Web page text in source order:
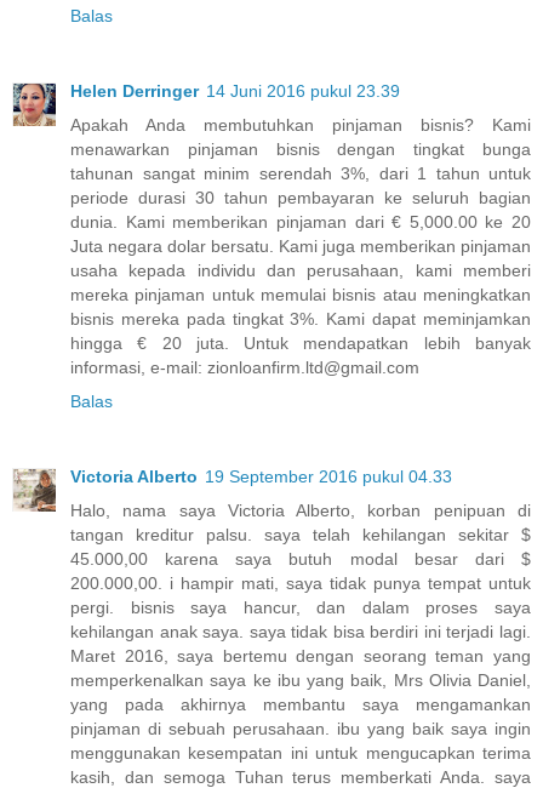
Balas
Helen Derringer 14 Juni 2016 pukul 23.39
Apakah Anda membutuhkan pinjaman bisnis? Kami
menawarkan pinjaman bisnis dengan tingkat bunga
tahunan sangat minim serendah 3%, dari 1 tahun untuk
periode durasi 30 tahun pembayaran ke seluruh bagian
dunia. Kami memberikan pinjaman dari € 5,000.00 ke 20
Juta negara dolar bersatu. Kami juga memberikan pinjaman
usaha kepada individu dan perusahaan, kami memberi
mereka pinjaman untuk memulai bisnis atau meningkatkan
bisnis mereka pada tingkat 3%. Kami dapat meminjamkan
hingga € 20 juta. Untuk mendapatkan lebih banyak
informasi, e-mail: zionloanfirm.ltd@gmail.com
Balas
Victoria Alberto 19 September 2016 pukul 04.33
Halo, nama saya Victoria Alberto, korban penipuan di
tangan kreditur palsu. saya telah kehilangan sekitar $
45.000,00 karena saya butuh modal besar dari $
200.000,00. i hampir mati, saya tidak punya tempat untuk
pergi. bisnis saya hancur, dan dalam proses saya
kehilangan anak saya. saya tidak bisa berdiri ini terjadi lagi.
Maret 2016, saya bertemu dengan seorang teman yang
memperkenalkan saya ke ibu yang baik, Mrs Olivia Daniel,
yang pada akhirnya membantu saya mengamankan
pinjaman di sebuah perusahaan. ibu yang baik saya ingin
menggunakan kesempatan ini untuk mengucapkan terima
kasih, dan semoga Tuhan terus memberkati Anda. saya